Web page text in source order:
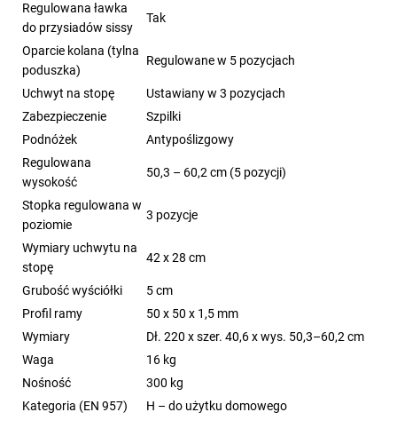
Regulowana ławka
do przysiadów sissy
Tak
Oparcie kolana (tylna
poduszka)
Regulowane w 5 pozycjach
Uchwyt na stopę
Ustawiany w 3 pozycjach
Zabezpieczenie
Szpilki
Podnóżek
Antypoślizgowy
Regulowana
wysokość
50,3 – 60,2 cm (5 pozycji)
Stopka regulowana w
poziomie
3 pozycje
Wymiary uchwytu na
stopę
42 x 28 cm
Grubość wyściółki
5 cm
Profil ramy
50 x 50 x 1,5 mm
Wymiary
Dł. 220 x szer. 40,6 x wys. 50,3–60,2 cm
Waga
16 kg
Nośność
300 kg
Kategoria (EN 957)
H – do użytku domowego